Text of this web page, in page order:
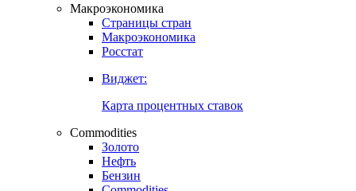
Макроэкономика
Страницы стран
Макроэкономика
Росстат
Виджет:
Карта процентных ставок
Commodities
Золото
Нефть
Бензин